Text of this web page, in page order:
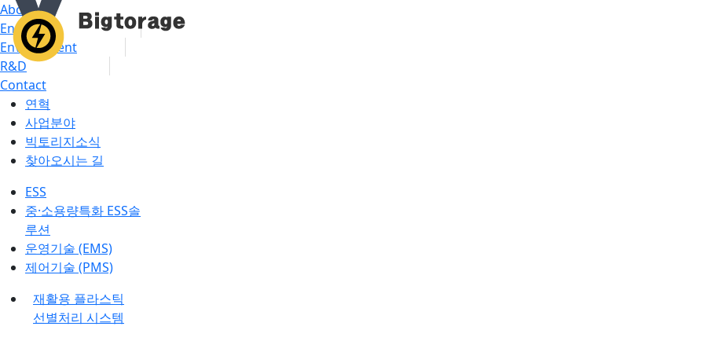
About
Energy
Environment
R&D
Contact
연혁
사업분야
빅토리지소식
찾아오시는 길
ESS
중·소용량특화 ESS솔
루션
운영기술 (EMS)
제어기술 (PMS)
재활용 플라스틱
선별처리 시스템